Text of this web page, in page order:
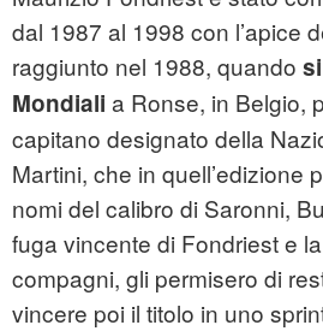
dal 1987 al 1998 con l’apice
raggiunto nel 1988, quando
Mondiali a Ronse, in Belgio,
capitano designato della
Martini, che in quell’edizione
nomi del calibro di Saronni,
fuga vincente di Fondriest e
compagni, gli permisero di
vincere poi il titolo in uno